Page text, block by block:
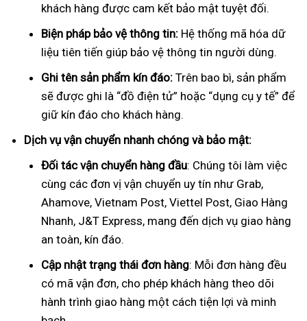
khách hàng được cam kết bảo mật tuyệt đối.
Biện pháp bảo vệ thông tin: Hệ thống mã hóa dữ
liệu tiên tiến giúp bảo vệ thông tin người dùng.
Ghi tên sản phẩm kín đáo: Trên bao bì, sản phẩm
sẽ được ghi là “đồ điện tử” hoặc “dụng cụ y tế” để
giữ kín đáo cho khách hàng.
Dịch vụ vận chuyển nhanh chóng và bảo mật:
Đối tác vận chuyển hàng đầu: Chúng tôi làm việc
cùng các đơn vị vận chuyển uy tín như Grab,
Ahamove, Vietnam Post, Viettel Post, Giao Hàng
Nhanh, J&T Express, mang đến dịch vụ giao hàng
an toàn, kín đáo.
Cập nhật trạng thái đơn hàng: Mỗi đơn hàng đều
có mã vận đơn, cho phép khách hàng theo dõi
hành trình giao hàng một cách tiện lợi và minh